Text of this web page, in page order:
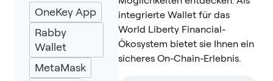
OneKey App
Rabby
Wallet
MetaMask
integrierte Wallet für das
World Liberty Financial-
Ökosystem bietet sie Ihnen ein
sicheres On-Chain-Erlebnis.